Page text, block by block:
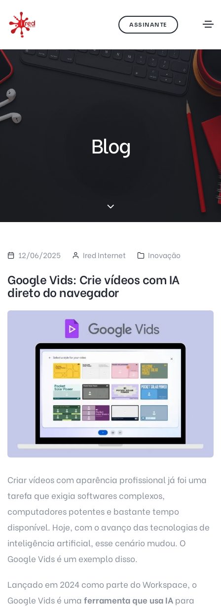
ASSINANTE
Blog
12/06/2025 Ired Internet Inovação
Google Vids: Crie vídeos com IA
direto do navegador
Criar vídeos com aparência profissional já foi uma
tarefa que exigia softwares complexos,
computadores potentes e bastante tempo
disponível. Hoje, com o avanço das tecnologias de
inteligência artificial, esse cenário mudou. O
Google Vids é um exemplo disso.
Lançado em 2024 como parte do Workspace, o
Google Vids é uma ferramenta que usa IA para